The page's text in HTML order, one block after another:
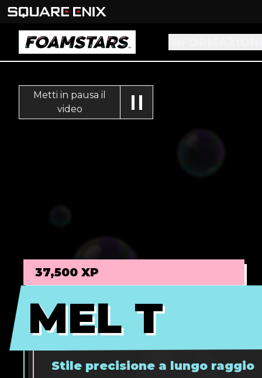
Metti in pausa il
video
37,500 XP
MEL T
MEL T
Stile precisione a lungo raggio